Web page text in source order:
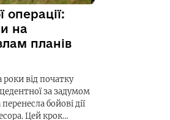
операції:
на
планів
від початку
за задумом
бойові дії
Цей крок…